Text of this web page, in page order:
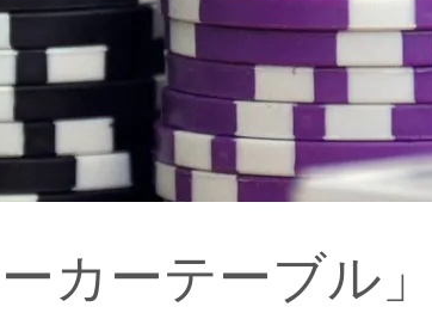
カーテーブル